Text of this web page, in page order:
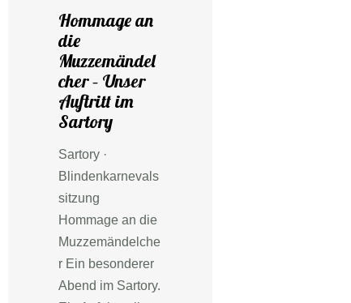
Hommage an
die
Muzzemändel
cher – Unser
Auftritt im
Sartory
Sartory ·
Blindenkarnevals
sitzung
Hommage an die
Muzzemändelche
r Ein besonderer
Abend im Sartory.